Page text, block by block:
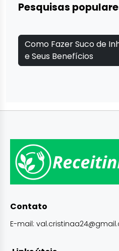
Pesquisas
Como Fazer Suco de
e Seus Benefícios
Contato
E-mail: